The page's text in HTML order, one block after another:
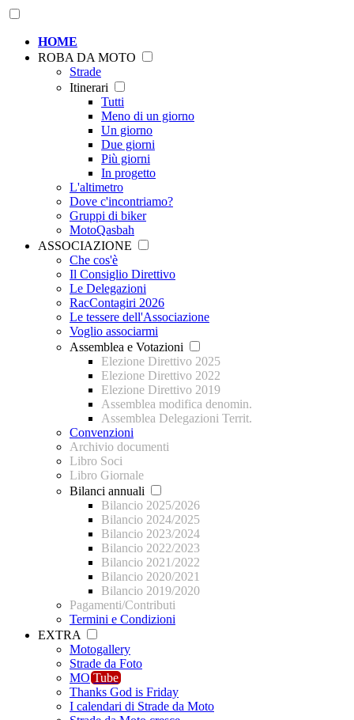
HOME
ROBA DA MOTO
Strade
Itinerari
Tutti
Meno di un giorno
Un giorno
Due giorni
Più giorni
In progetto
L'altimetro
Dove c'incontriamo?
Gruppi di biker
MotoQasbah
ASSOCIAZIONE
Che cos'è
Il Consiglio Direttivo
Le Delegazioni
RacContagiri 2026
Le tessere dell'Associazione
Voglio associarmi
Assemblea e Votazioni
Elezione Direttivo 2025
Elezione Direttivo 2022
Elezione Direttivo 2019
Assemblea modifica denomin.
Assemblea Delegazioni Territ.
Convenzioni
Archivio documenti
Libro Soci
Libro Giornale
Bilanci annuali
Bilancio 2025/2026
Bilancio 2024/2025
Bilancio 2023/2024
Bilancio 2022/2023
Bilancio 2021/2022
Bilancio 2020/2021
Bilancio 2019/2020
Pagamenti/Contributi
Termini e Condizioni
EXTRA
Motogallery
Strade da Foto
MO Tube
Thanks God is Friday
I calendari di Strade da Moto